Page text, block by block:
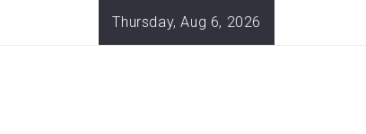
Thursday, Aug 6, 2026